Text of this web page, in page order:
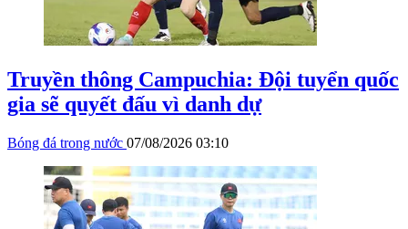
Truyền thông Campuchia: Đội tuyển quốc
gia sẽ quyết đấu vì danh dự
Bóng đá trong nước 07/08/2026 03:10